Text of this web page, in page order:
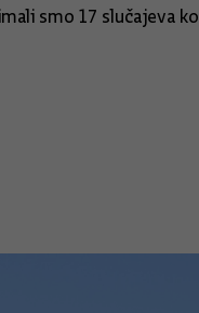
smo 17 slučajeva